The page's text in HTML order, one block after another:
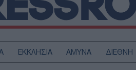
ΕΚΚΛΗΣΙΑ ΑΜΥΝΑ ΔΙΕΘΝΗ